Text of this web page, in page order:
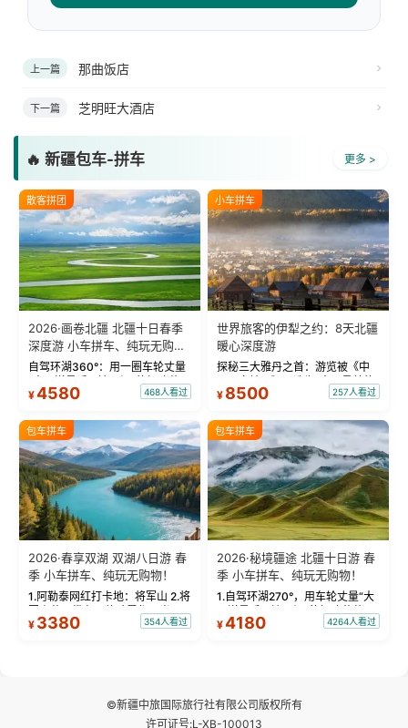
上一篇 那曲饭店
下一篇 芝明旺大酒店
🔥 新疆包车-拼车 更多 >
散客拼团
2026·画卷北疆 北疆十日春季
深度游 小车拼车、纯玩无购
物！
自驾环湖360°：用一圈车轮丈量
“大西洋最后一滴眼泪”的极致蔚
蓝。 赛湖旅拍：甄选多款风格服
绝美瞬间。 赛湖坦克300跟车视
频：专业摄影师...
¥4580 468人看过
小车拼车
世界旅客的伊犁之约：8天北疆
暖心深度游
探秘三大雅丹之首：游览被《中
国国家地理》评选为“中国最美的
三大雅丹”第一名的克拉玛依魔鬼
瓦人最大村落——禾木村，欣赏
晨雾与小木...
¥ 8500 257人看过
包车拼车
2026·春享双湖 双湖八日游 春
季 小车拼车、纯玩无购物！
1.阿勒泰网红打卡地：将军山 2.将
军山落日缆车，体验雪都风光 3.
将军山，夕阳派对，蹦迪party 4.
¥ 3380 354人看过
包车拼车
2026·秘境疆途 北疆十日游 春
季 小车拼车、纯玩无购物！
1.自驾环湖270°，用车轮丈量“大
西洋最后一滴眼泪”的极致蔚蓝，
让雪山、花海与深邃湖水在转弯
¥4180 4264人看过
©新疆中旅国际旅行社有限公司版权所有
许可证号:L-XB-100013